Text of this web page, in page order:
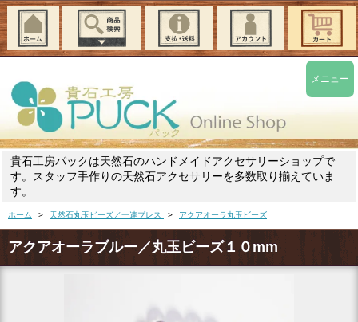
貴石工房パックは天然石のハンドメイドアクセサリーショップで
す。スタッフ手作りの天然石アクセサリーを多数取り揃えていま
す。
ホーム > 天然石丸玉ビーズ／一連ブレス > アクアオーラ丸玉ビーズ
アクアオーラブルー／丸玉ビーズ１０mm
メニュー